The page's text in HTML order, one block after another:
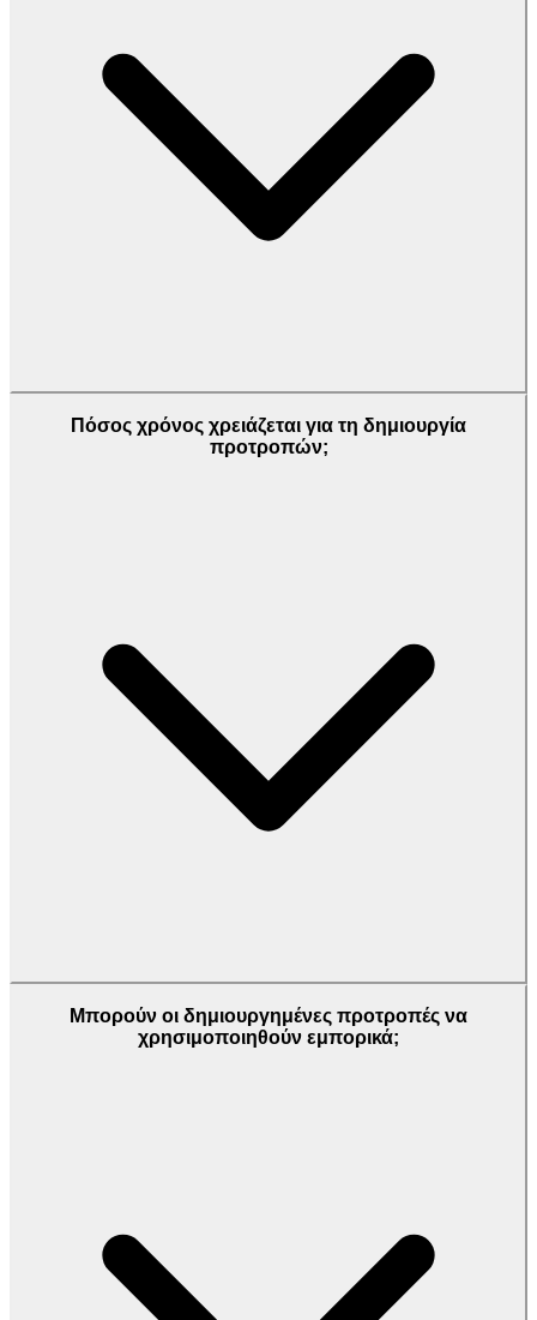
Πόσος χρόνος χρειάζεται για τη δημιουργία
προτροπών;
Μπορούν οι δημιουργημένες προτροπές να
χρησιμοποιηθούν εμπορικά;